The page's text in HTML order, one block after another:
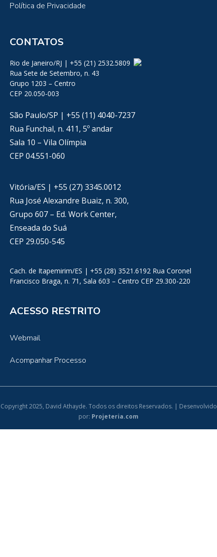
Política de Privacidade
CONTATOS
Rio de Janeiro/RJ | +55 (21) 2532.5809
Rua Sete de Setembro, n. 43
Grupo 1203 – Centro
CEP 20.050-003
São Paulo/SP | +55 (11) 4040-7237
Rua Funchal, n. 411, 5º andar
Sala 10 – Vila Olímpia
CEP 04.551-060
Vitória/ES | +55 (27) 3345.0012
Rua José Alexandre Buaiz, n. 300,
Grupo 607 – Ed. Work Center,
Enseada do Suá
CEP 29.050-545
Cach. de Itapemirim/ES | +55 (28) 3521.6192 Rua Coronel
Francisco Braga, n. 71, Sala 603 – Centro CEP 29.300-220
ACESSO RESTRITO
Webmail
Acompanhar Processo
Copyright 2025, David Athayde. Todos os direitos Reservados. | Desenvolvido
por: Projeteria.com